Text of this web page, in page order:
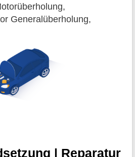
Generalüberholung,
| Reparatur